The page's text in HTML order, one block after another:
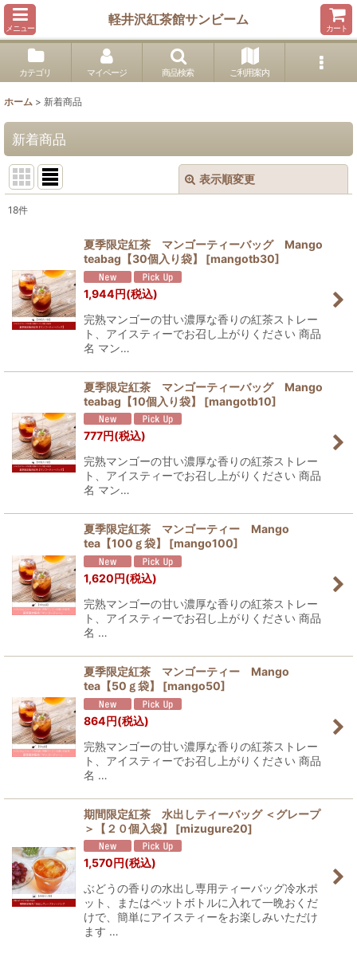
メニュー
軽井沢紅茶館サンビーム
カート
カテゴリ マイページ 商品検索 ご利用案内
ホーム > 新着商品
新着商品
表示順変更
並び順:
絞り込む
18件
夏季限定紅茶 マンゴーティーバッグ Mango
teabag【30個入り袋】
[mangotb30]
1,944円(税込)
完熟マンゴーの甘い濃厚な香りの紅茶ストレー
ト、アイスティーでお召し上がりください 商品
名 マン…
夏季限定紅茶 マンゴーティーバッグ Mango
teabag【10個入り袋】
[mangotb10]
777円(税込)
完熟マンゴーの甘い濃厚な香りの紅茶ストレー
ト、アイスティーでお召し上がりください 商品
名 マン…
夏季限定紅茶 マンゴーティー Mango
tea【100ｇ袋】
[mango100]
1,620円(税込)
完熟マンゴーの甘い濃厚な香りの紅茶ストレー
ト、アイスティーでお召し上がりください 商品
名 …
夏季限定紅茶 マンゴーティー Mango
tea【50ｇ袋】
[mango50]
864円(税込)
完熟マンゴーの甘い濃厚な香りの紅茶ストレー
ト、アイスティーでお召し上がりください 商品
名 …
期間限定紅茶 水出しティーバッグ ＜グレープ
＞【２０個入袋】
[mizugure20]
1,570円(税込)
ぶどうの香りの水出し専用ティーバッグ冷水ポ
ット、またはペットボトルに入れて一晩おくだ
けで、簡単にアイスティーをお楽しみいただけ
ます …